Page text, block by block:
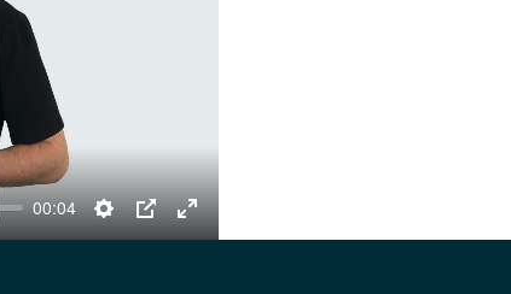
00:04
Settings
PIP Enter